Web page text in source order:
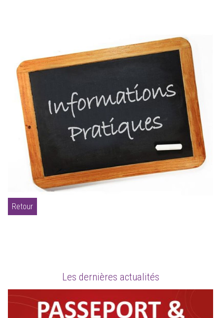
Retour
Les dernières actualités